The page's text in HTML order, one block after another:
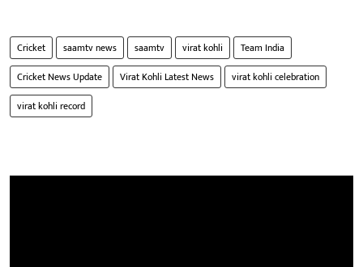
Cricket saamtv news saamtv virat kohli
Team India
Cricket News Update
Virat Kohli Latest News
virat kohli celebration
virat kohli record